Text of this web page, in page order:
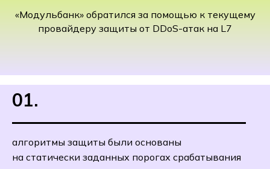
«Модульбанк» обратился за помощью к текущему
провайдеру защиты от DDoS-атак на L7
01.
алгоритмы защиты были основаны
на статически заданных порогах срабатывания